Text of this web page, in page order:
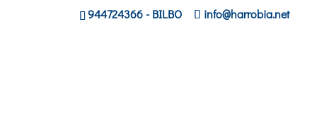
944724366- BILBO info@harrobia.net